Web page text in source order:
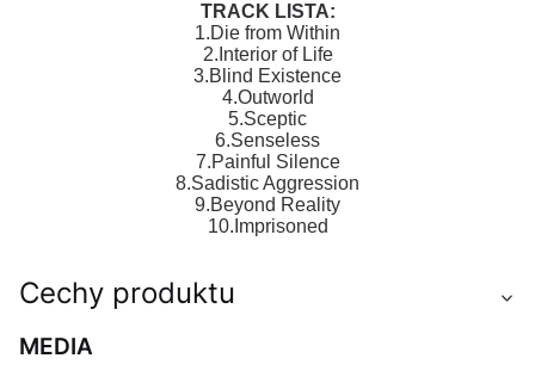
TRACK LISTA:
1.Die from Within
2.Interior of Life
3.Blind Existence
4.Outworld
5.Sceptic
6.Senseless
7.Painful Silence
8.Sadistic Aggression
9.Beyond Reality
10.Imprisoned
Cechy produktu
MEDIA